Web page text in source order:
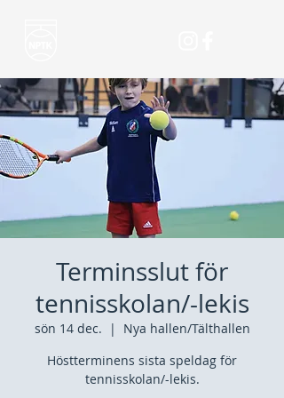
Terminsslut för
tennisskolan/-lekis
sön 14 dec.
  |
Nya hallen/Tälthallen
Höstterminens sista speldag för
tennisskolan/-lekis.